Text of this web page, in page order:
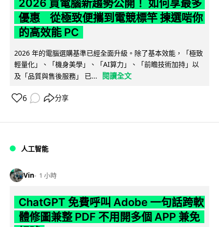
2026 買電腦新趨勢公開！ 如何享最多
優惠 從極致便攜到電競標竿 揀選啱你
的高效能 PC
2026 年的電腦選購基準已經全面升級。除了基本效能，「極致
輕量化」、「機身美學」、「AI算力」、「前瞻技術加持」以
及「品質與售後服務」 已...
閱讀全文
6 分享
人工智能
Vin 1 小時
ChatGPT 免費呼叫 Adobe 一句話跨軟
體修圖兼整 PDF 不用開多個 APP 兼免